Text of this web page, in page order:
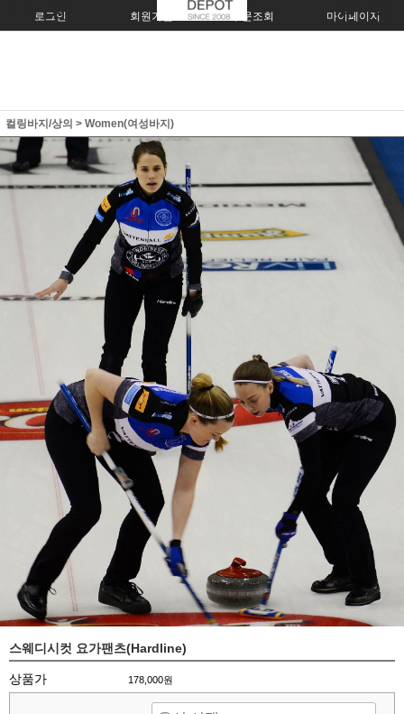
로그인 회원가입 주문조회 마이페이지
컬링바지/상의 > Women(여성바지)
스웨디시컷 요가팬츠(Hardline)
상품가 178,000원